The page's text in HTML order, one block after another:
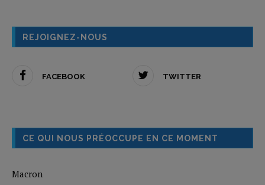
REJOIGNEZ-NOUS
FACEBOOK TWITTER
CE QUI NOUS PRÉOCCUPE EN CE MOMENT
Macron